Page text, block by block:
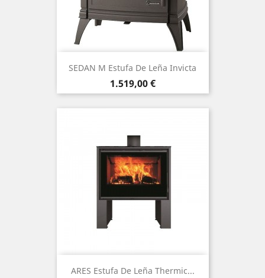
SEDAN M Estufa De Leña Invicta
Precio
1.519,00 €
ARES Estufa De Leña Thermic...